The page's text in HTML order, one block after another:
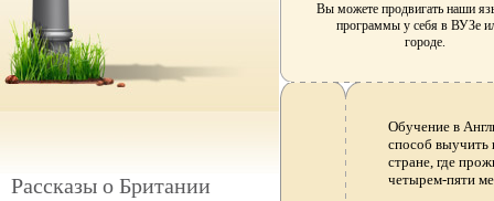
Рассказы о Британии
Вы можете продвигать наши
программы у себя в ВУЗе
городе.
Обучение в
способ выучить
стране, где
четырем-пяти